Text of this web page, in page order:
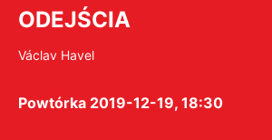
ODEJŚCIA
Václav Havel
Powtórka 2019-12-19, 18:30